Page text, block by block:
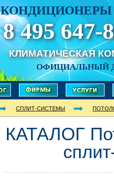
КОНДИЦИОНЕРЫ
8 495 647-
КЛИМАТИЧЕСКАЯ
ОФИЦИАЛЬНЫЙ
СПЛИТ-СИСТЕМЫ
КАТАЛОГ